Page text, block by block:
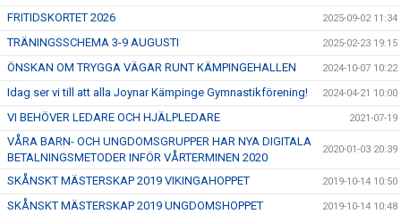
KALENDER
AVGIFTER
DOKUMENT
ANMÄLAN
KÄMPINGESHOPPEN
FRITIDSKORTET 2026 2025-09-02 11:34
TRÄNINGSSCHEMA 3-9 AUGUSTI 2025-02-23 19:15
ÖNSKAN OM TRYGGA VÄGAR RUNT KÄMPINGEHALLEN 2024-10-07 10:22
Idag ser vi till att alla Joynar Kämpinge Gymnastikförening! 2024-04-21 10:00
VI BEHÖVER LEDARE OCH HJÄLPLEDARE 2021-07-19
VÅRA BARN- OCH UNGDOMSGRUPPER HAR NYA DIGITALA
BETALNINGSMETODER INFÖR VÅRTERMINEN 2020
2020-01-03 20:39
SKÅNSKT MÄSTERSKAP 2019 VIKINGAHOPPET 2019-10-14 10:50
SKÅNSKT MÄSTERSKAP 2019 UNGDOMSHOPPET 2019-10-14 10:48